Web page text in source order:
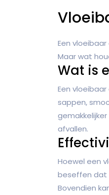
Een
Maar wat
Wat is
Een
sappen,
afvallen.
Hoewel een
beseffen dat
Bovendien